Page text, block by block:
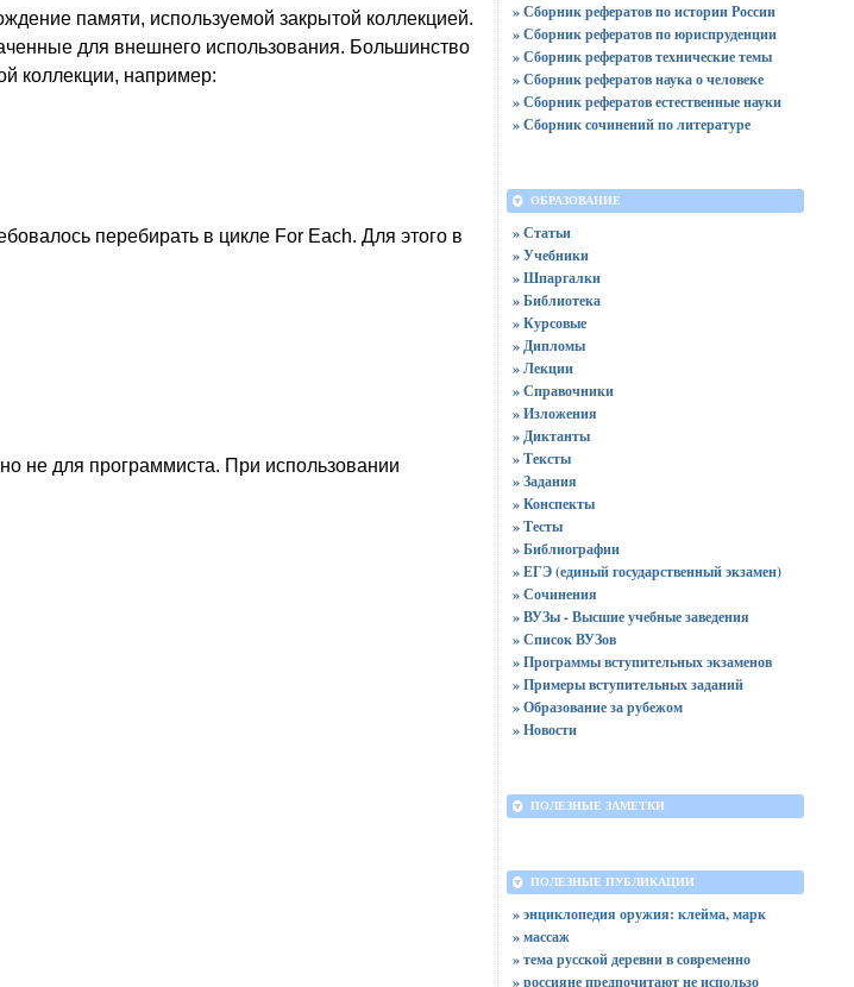
памяти, используемой закрытой коллекцией.
для внешнего использования. Большинство
коллекции, например:
перебирать в цикле For Each. Для этого в
не для программиста. При использовании
» Сборник рефератов по истории России
» Сборник рефератов по юриспруденции
» Сборник рефератов технические темы
» Сборник рефератов наука о человеке
» Сборник рефератов естественные науки
» Сборник сочинений по литературе
ОБРАЗОВАНИЕ
» Статьи
» Учебники
» Шпаргалки
» Библиотека
» Курсовые
» Дипломы
» Лекции
» Справочники
» Изложения
» Диктанты
» Тексты
» Задания
» Конспекты
» Тесты
» Библиографии
» ЕГЭ (единый государственный экзамен)
» Сочинения
» ВУЗы - Высшие учебные заведения
» Список ВУЗов
» Программы вступительных экзаменов
» Примеры вступительных заданий
» Образование за рубежом
» Новости
ПОЛЕЗНЫЕ ЗАМЕТКИ
ПОЛЕЗНЫЕ ПУБЛИКАЦИИ
» энциклопедия оружия: клейма, марк
» массаж
» тема русской деревни в современно
» россияне предпочитают не использо